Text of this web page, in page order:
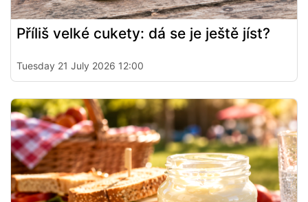
Příliš velké cukety: dá se je ještě jíst?
Tuesday 21 July 2026 12:00